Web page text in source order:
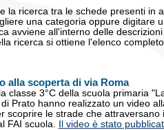
la ricerca tra le schede presenti in
una categoria oppure digitare
avviene all'interno delle
ricerca si ottiene l'elenco
alla scoperta di via Roma
classe 3°C della scuola primaria
Prato hanno realizzato un video
scoprire le strade che
FAI scuola. Il video è stato